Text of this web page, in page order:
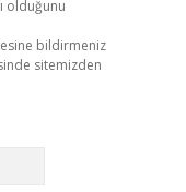
olduğunu
bildirmeniz
sitemizden